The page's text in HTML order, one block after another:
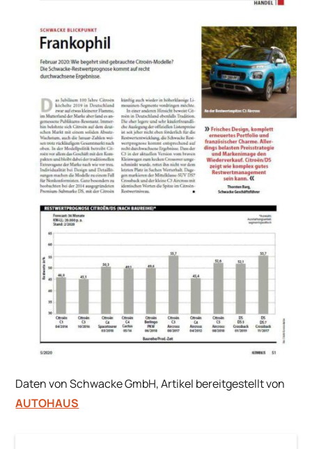
Daten von Schwacke GmbH, Artikel bereitgestellt von
AUTOHAUS